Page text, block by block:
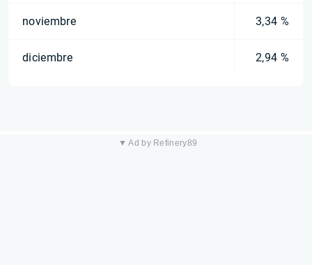
noviembre 3,34 %
diciembre 2,94 %
▼ Ad by Refinery89